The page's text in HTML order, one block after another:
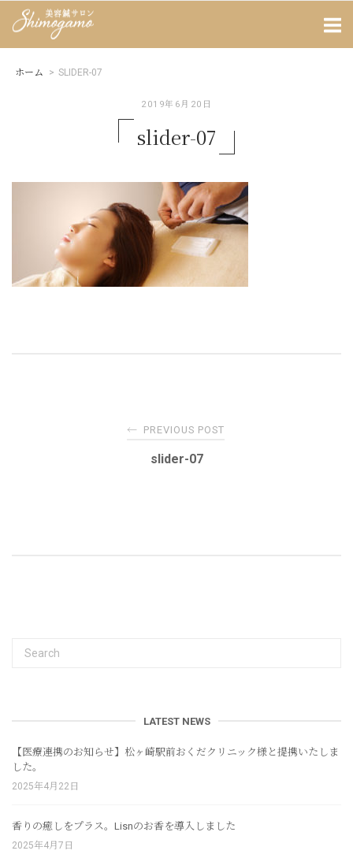
content
Home
ホーム > SLIDER-07
2019年6月20日
slider-07
← PREVIOUS POST
slider-07
LATEST NEWS
【医療連携のお知らせ】松ヶ崎駅前おくだクリニック様と提携いたしま
した。
2025年4月22日
香りの癒しをプラス。Lisnのお香を導入しました
2025年4月7日